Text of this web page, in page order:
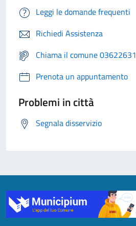
Leggi le domande frequenti
Richiedi Assistenza
Chiama il comune 03622631
Prenota un appuntamento
Problemi in città
Segnala disservizio